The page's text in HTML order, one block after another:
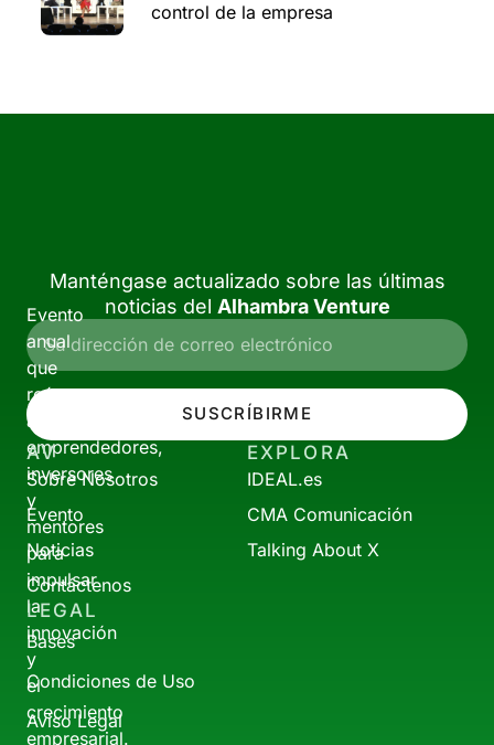
control de la empresa
Evento
anual
que
reúne
a
emprendedores,
inversores
y
mentores
para
impulsar
la
innovación
y
el
crecimiento
empresarial.
Manténgase actualizado sobre las últimas
noticias del Alhambra Venture
SUSCRÍBIRME
AV
Sobre Nosotros
Evento
Noticias
Contáctenos
EXPLORA
IDEAL.es
CMA Comunicación
Talking About X
LEGAL
Bases
Condiciones de Uso
Aviso Legal